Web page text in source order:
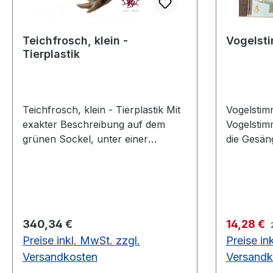
Teichfrosch, klein -
Tierplastik
Teichfrosch, klein - Tierplastik Mit
exakter Beschreibung auf dem
grünen Sockel, unter einer
Regulärer Preis:
340,34 €
Preise inkl. MwSt. zzgl.
Versandkosten
die
können
14,28 €
Preise